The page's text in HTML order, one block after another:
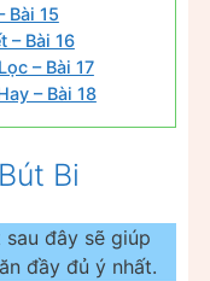
Bài 15
– Bài 16
– Bài 17
– Bài 18
Bi
sau đây sẽ giúp
đầy đủ ý nhất.